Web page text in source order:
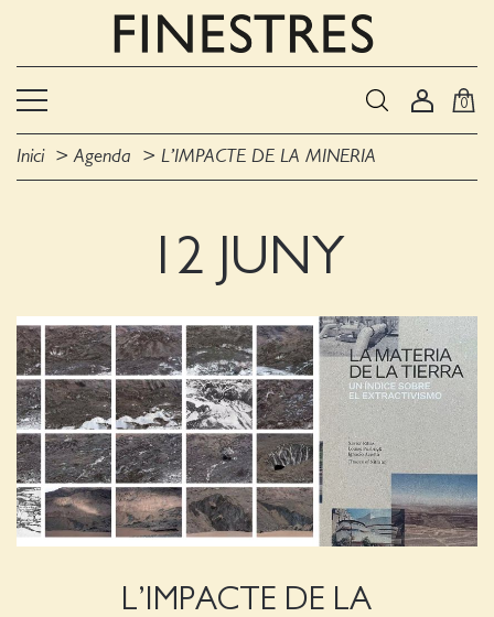
0
Inici Agenda L’IMPACTE DE LA MINERIA
12 JUNY
L’IMPACTE DE LA